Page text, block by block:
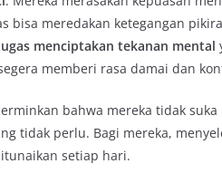
bisa meredakan ketegangan
menciptakan tekanan mental
memberi rasa damai dan
bahwa mereka tidak
tidak perlu. Bagi mereka,
setiap hari.